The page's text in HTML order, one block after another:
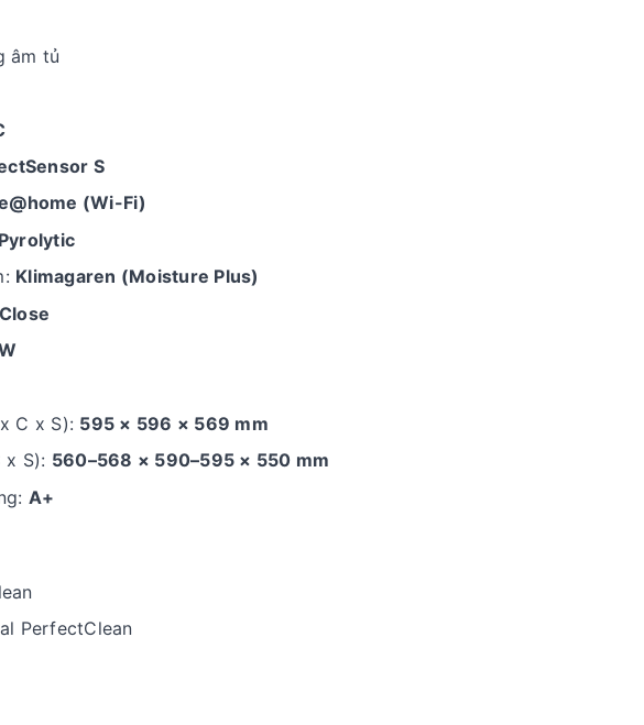
âm tủ
S
(Wi-Fi)
Pyrolytic
Klimagaren (Moisture Plus)
C x S): 595 × 596 × 569 mm
S): 560–568 × 590–595 × 550 mm
A+
PerfectClean